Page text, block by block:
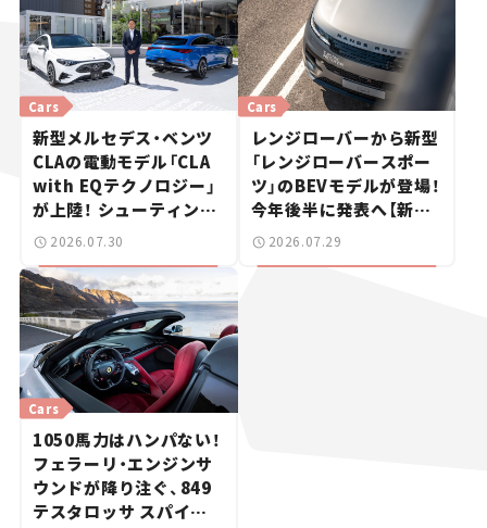
Cars
新型メルセデス・ベンツ
CLAの電動モデル「CLA
with EQテクノロジー」
が上陸！ シューティング
ブレークも発売【新車ニ
2026.07.30
Cars
レンジローバーから新型
「レンジローバースポー
ツ」のBEVモデルが登場！
今年後半に発表へ【新車
ニュース】
2026.07.29
Cars
1050馬力はハンパない！
フェラーリ・エンジンサ
ウンドが降り注ぐ、849
テスタロッサ スパイダ